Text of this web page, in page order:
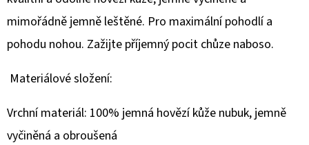
je
0,0
hvězdiček.
mimořádně jemně leštěné. Pro maximální pohodlí a
pohodu nohou. Zažijte příjemný pocit chůze naboso.
Materiálové složení:
Vrchní materiál: 100% jemná hovězí kůže nubuk, jemně
vyčiněná a obroušená
Č
U
J
E
E